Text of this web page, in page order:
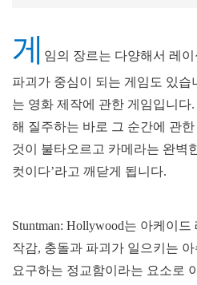
게 임의 장르는 다양해서 레
파괴가 중심이 되는 게임도 있습
는 영화 제작에 관한 게임입니다
해 질주하는 바로 그 순간에 관
것이 불타오르고 카메라는 완벽
컷이다’라고 깨닫게 됩니다.
Stuntman: Hollywood는 아케이
작감, 충돌과 파괴가 일으키는
요구하는 정교함이라는 요소로